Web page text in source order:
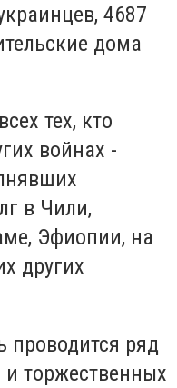
4687
дома
тех, кто
войнах -
в Чили,
Эфиопии, на
других
проводится ряд
торжественных